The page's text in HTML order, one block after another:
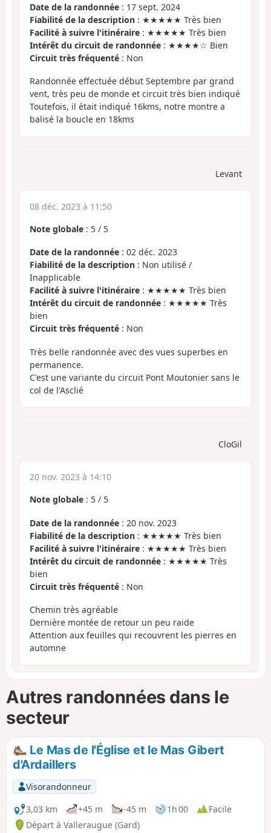
Date de la randonnée : 17 sept. 2024
Fiabilité de la description : ★★★★★ Très bien
Facilité à suivre l'itinéraire : ★★★★★ Très bien
Intérêt du circuit de randonnée : ★★★★☆ Bien
Circuit très fréquenté : Non
Randonnée effectuée début Septembre par grand
vent, très peu de monde et circuit très bien indiqué
Toutefois, il était indiqué 16kms, notre montre a
balisé la boucle en 18kms
Levant
08 déc. 2023 à 11:50
Note globale : 5 / 5
Date de la randonnée : 02 déc. 2023
Fiabilité de la description : Non utilisé /
Inapplicable
Facilité à suivre l'itinéraire : ★★★★★ Très bien
Intérêt du circuit de randonnée : ★★★★★ Très
bien
Circuit très fréquenté : Non
Très belle randonnée avec des vues superbes en
permanence.
C'est une variante du circuit Pont Moutonier sans le
col de l'Asclié
CloGil
20 nov. 2023 à 14:10
Note globale : 5 / 5
Date de la randonnée : 20 nov. 2023
Fiabilité de la description : ★★★★★ Très bien
Facilité à suivre l'itinéraire : ★★★★★ Très bien
Intérêt du circuit de randonnée : ★★★★★ Très
bien
Circuit très fréquenté : Non
Chemin très agréable
Dernière montée de retour un peu raide
Attention aux feuilles qui recouvrent les pierres en
automne
Autres randonnées dans le
secteur
Le Mas de l'Église et le Mas Gibert
d'Ardaillers
Visorandonneur
3,03 km
+45 m -45 m 1h 00
Facile
Départ à Valleraugue (Gard)